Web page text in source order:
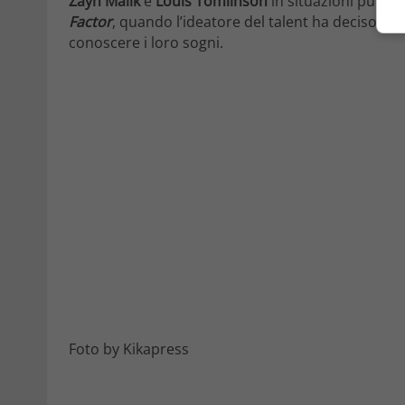
Factor, quando l’ideatore del talent ha deciso di
conoscere i loro sogni.
Foto by Kikapress